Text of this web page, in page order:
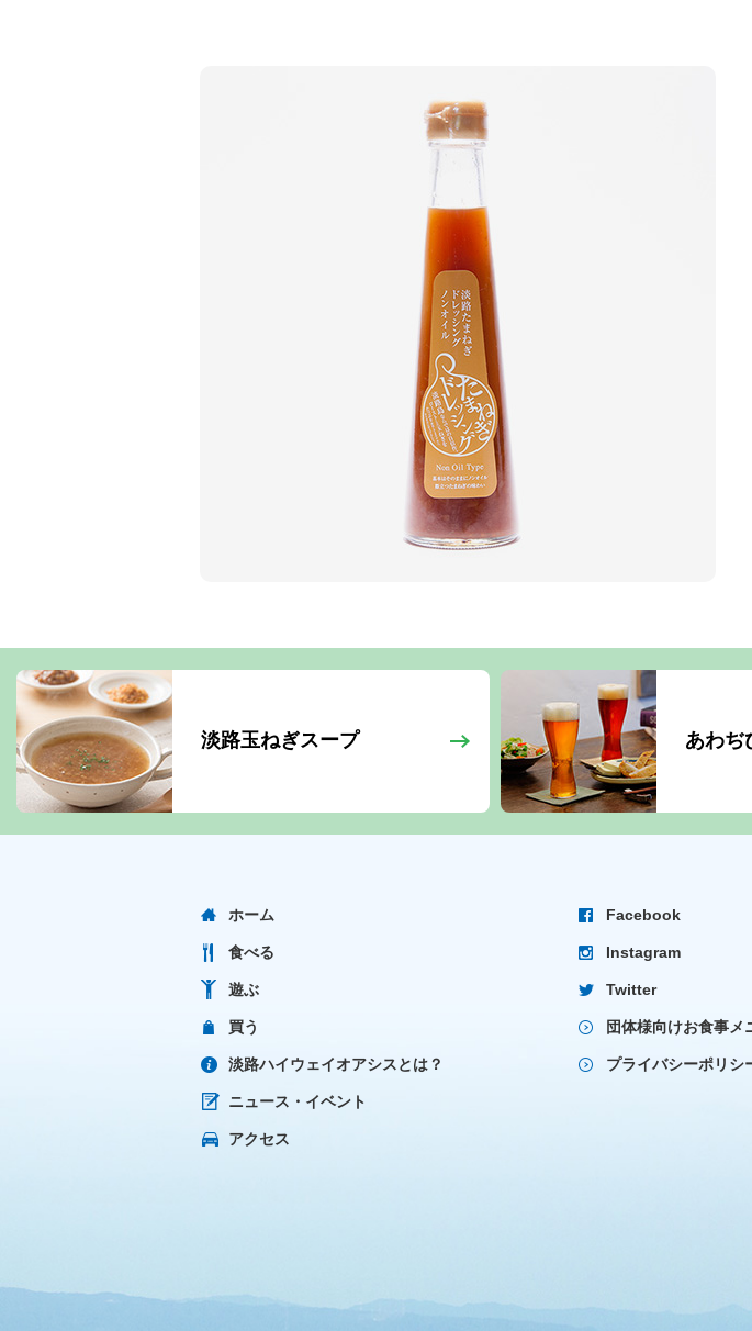
淡路玉ねぎスープ あわぢ
ホーム
食べる
遊ぶ
買う
淡路ハイウェイオアシスとは？
ニュース・イベント
アクセス
Facebook
Instagram
Twitter
団体様向けお食事メ
プライバシーポリシ